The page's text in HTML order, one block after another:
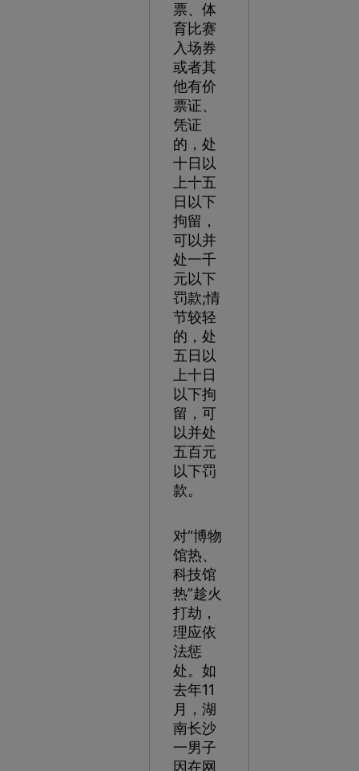
票、体
育比赛
入场券
或者其
他有价
票证、
凭证
的，处
十日以
上十五
日以下
拘留，
可以并
处一千
元以下
罚款;情
节较轻
的，处
五日以
上十日
以下拘
留，可
以并处
五百元
以下罚
款。
对“博物
馆热、
科技馆
热”趁火
打劫，
理应依
法惩
处。如
去年11
月，湖
南长沙
一男子
因在网